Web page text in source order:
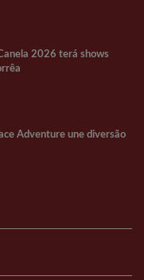
2026 terá shows
Adventure une diversão